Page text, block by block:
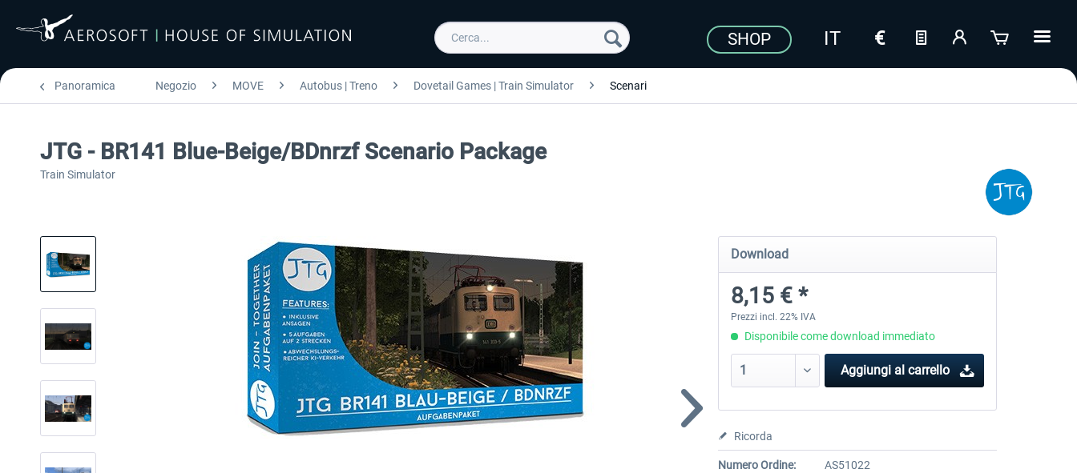
SHOP
Panoramica Negozio MOVE Autobus | Treno Dovetail Games | Train Simulator Scenari
JTG - BR141 Blue-Beige/BDnrzf Scenario Package
Train Simulator
Download
8,15 € *
Prezzi incl. 22% IVA
Disponibile come download immediato
Aggiungi al carrello
Ricorda
Numero Ordine:
AS51022